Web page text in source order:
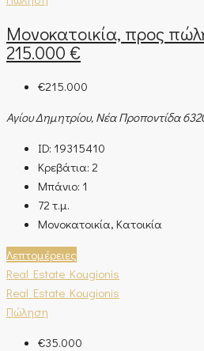
Μονοκατοικία, προς
215.000 €
€215.000
Αγίου Δημητρίου, Νέα Προποντίδα
ID: 19315410
Κρεβάτια: 2
Μπάνιο: 1
72 τ.μ.
Μονοκατοικία, Κατοικία
Λεπτομέρειες
Real Estate Kougionis
Real Estate Kougionis
Πώληση
€35.000